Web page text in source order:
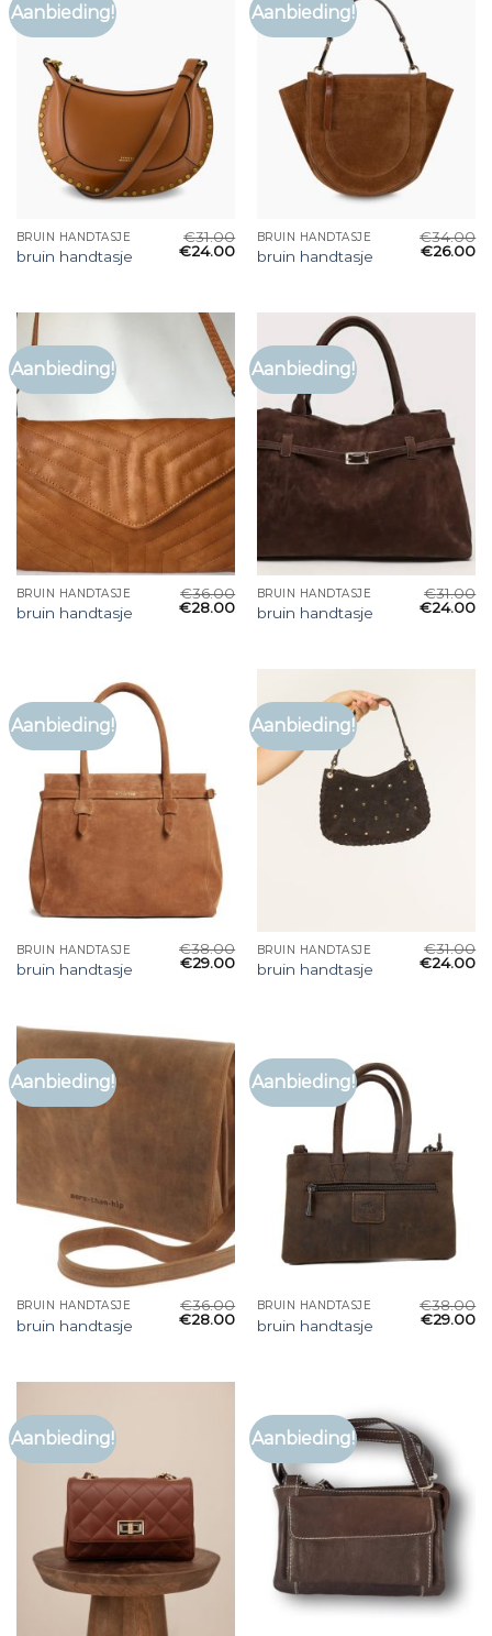
Aanbieding!
BRUIN HANDTASJE
bruin handtasje
€31.00
€24.00
Aanbieding!
BRUIN HANDTASJE
bruin handtasje
€34.00
€26.00
Aanbieding!
BRUIN HANDTASJE
bruin handtasje
€36.00
€28.00
Aanbieding!
BRUIN HANDTASJE
bruin handtasje
€31.00
€24.00
Aanbieding!
BRUIN HANDTASJE
bruin handtasje
€38.00
€29.00
Aanbieding!
BRUIN HANDTASJE
bruin handtasje
€31.00
€24.00
Aanbieding!
BRUIN HANDTASJE
bruin handtasje
€36.00
€28.00
Aanbieding!
BRUIN HANDTASJE
bruin handtasje
€38.00
€29.00
Aanbieding! Aanbieding!